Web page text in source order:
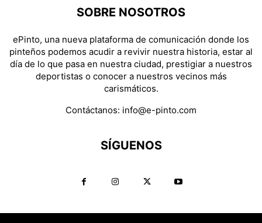
SOBRE NOSOTROS
ePinto, una nueva plataforma de comunicación donde los
pinteños podemos acudir a revivir nuestra historia, estar al
día de lo que pasa en nuestra ciudad, prestigiar a nuestros
deportistas o conocer a nuestros vecinos más
carismáticos.
Contáctanos: info@e-pinto.com
SÍGUENOS